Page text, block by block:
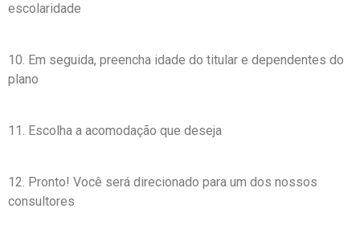
escolaridade
10. Em seguida, preencha idade do titular e dependentes do
plano
11. Escolha a acomodação que deseja
12. Pronto! Você será direcionado para um dos nossos
consultores